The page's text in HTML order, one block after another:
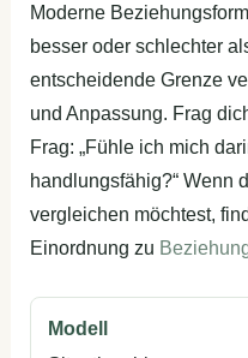
Moderne
besser oder schlechter
entscheidende Grenze
und Anpassung. Frag
Frag: „Fühle ich mich
handlungsfähig?“ Wenn
vergleichen möchtest,
Einordnung zu